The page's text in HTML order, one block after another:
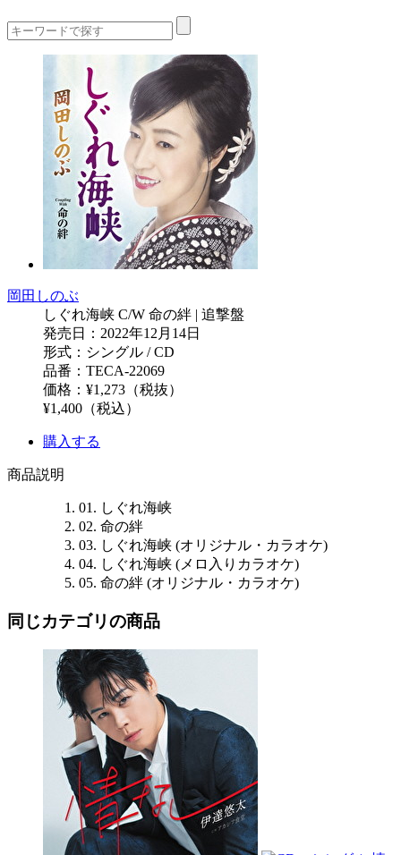
岡田しのぶ
しぐれ海峡 C/W 命の絆 | 追撃盤
発売日：2022年12月14日
形式：シングル / CD
品番：TECA-22069
価格：¥1,273（税抜）
¥1,400（税込）
購入する
商品説明
01. しぐれ海峡
02. 命の絆
03. しぐれ海峡 (オリジナル・カラオケ)
04. しぐれ海峡 (メロ入りカラオケ)
05. 命の絆 (オリジナル・カラオケ)
同じカテゴリの商品